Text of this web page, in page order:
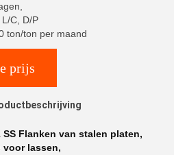
C, D/P
ton/ton per maand
prijs
SS Flanken van stalen platen,
voor lassen,